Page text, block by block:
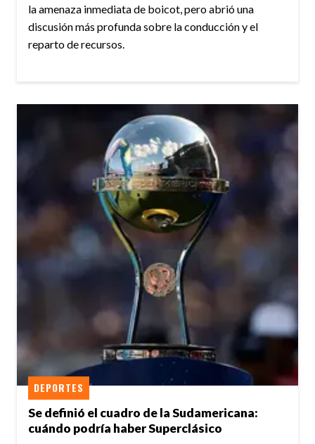
la amenaza inmediata de boicot, pero abrió una
discusión más profunda sobre la conducción y el
reparto de recursos.
Se definió el cuadro de la Sudamericana:
cuándo podría haber Superclásico
DEPORTES